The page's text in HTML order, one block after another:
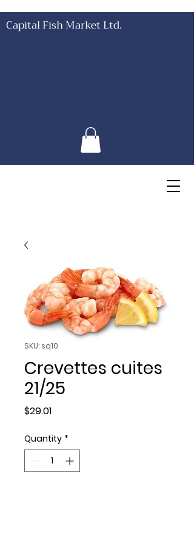
Capital Fish Market Ltd.
SKU: sq10
Crevettes cuites
21/25
$29.01Price
Quantity *